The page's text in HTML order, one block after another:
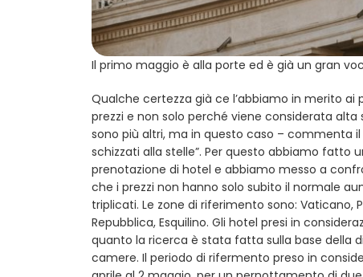
Il primo maggio è alla porte ed è già un gran
Qualche certezza già ce l’abbiamo in merito ai
prezzi e non solo perché viene considerata alta
sono più altri, ma in questo caso – commenta il
schizzati alla stelle”. Per questo abbiamo
prenotazione di hotel e abbiamo messo a
che i prezzi non hanno solo subito il normale
triplicati. Le zone di riferimento sono: Vaticano,
Repubblica, Esquilino. Gli hotel presi in
quanto la ricerca è stata fatta sulla base della
camere. Il periodo di rifermento preso in